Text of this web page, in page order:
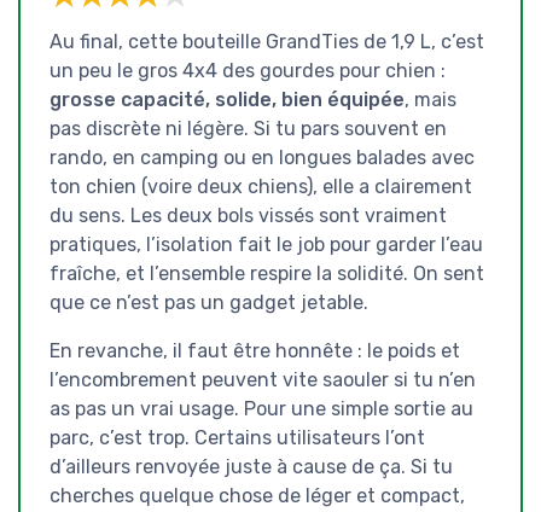
Au final, cette bouteille GrandTies de 1,9 L, c’est
un peu le gros 4x4 des gourdes pour chien :
grosse capacité, solide, bien équipée, mais
pas discrète ni légère. Si tu pars souvent en
rando, en camping ou en longues balades avec
ton chien (voire deux chiens), elle a clairement
du sens. Les deux bols vissés sont vraiment
pratiques, l’isolation fait le job pour garder l’eau
fraîche, et l’ensemble respire la solidité. On sent
que ce n’est pas un gadget jetable.
En revanche, il faut être honnête : le poids et
l’encombrement peuvent vite saouler si tu n’en
as pas un vrai usage. Pour une simple sortie au
parc, c’est trop. Certains utilisateurs l’ont
d’ailleurs renvoyée juste à cause de ça. Si tu
cherches quelque chose de léger et compact,